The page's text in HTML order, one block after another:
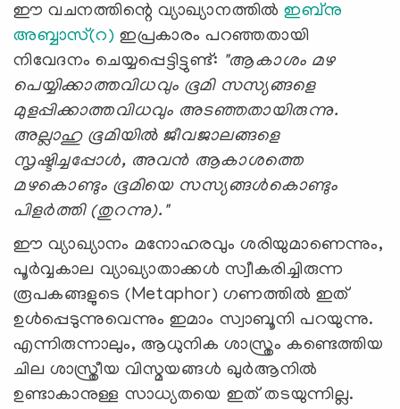
ഈ വചനത്തിന്റെ വ്യാഖ്യാനത്തിൽഇബ്നു
അബ്ബാസ്(റ) ഇപ്രകാരം പറഞ്ഞതായി
നിവേദനം ചെയ്യപ്പെട്ടിട്ടുണ്ട്: "ആകാശം മഴ
പെയ്യിക്കാത്തവിധവും ഭൂമി സസ്യങ്ങളെ
മുളപ്പിക്കാത്തവിധവും അടഞ്ഞതായിരുന്നു.
അല്ലാഹു ഭൂമിയിൽ ജീവജാലങ്ങളെ
സൃഷ്ടിച്ചപ്പോൾ, അവൻ ആകാശത്തെ
മഴകൊണ്ടും ഭൂമിയെ സസ്യങ്ങൾകൊണ്ടും
പിളർത്തി (തുറന്നു)."
ഈ വ്യാഖ്യാനം മനോഹരവും ശരിയുമാണെന്നും,
പൂർവ്വകാല വ്യാഖ്യാതാക്കൾ സ്വീകരിച്ചിരുന്ന
രൂപകങ്ങളുടെ (Metaphor) ഗണത്തിൽ ഇത്
ഉൾപ്പെടുന്നുവെന്നും ഇമാം സ്വാബൂനി പറയുന്നു.
എന്നിരുന്നാലും, ആധുനിക ശാസ്ത്രം കണ്ടെത്തിയ
ചില ശാസ്ത്രീയ വിസ്മയങ്ങൾ ഖുർആനിൽ
ഉണ്ടാകാനുള്ള സാധ്യതയെ ഇത് തടയുന്നില്ല.